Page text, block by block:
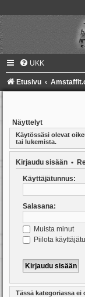
UKK
Etusivu
Näyttelyt
Käytössäsi olevat
tai lukemista.
Kirjaudu sisään •
Käyttäjätunnus:
Salasana:
Muista minut
Piilota
Tässä kategoriassa ei